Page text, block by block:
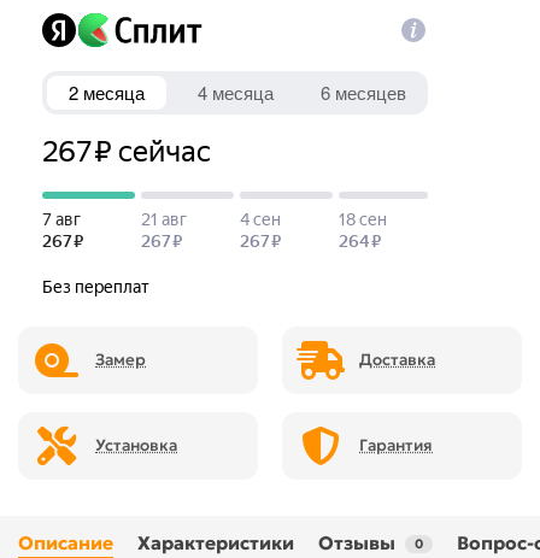
Замер Доставка
Установка Гарантия
Описание Характеристики Отзывы 0 Вопрос-